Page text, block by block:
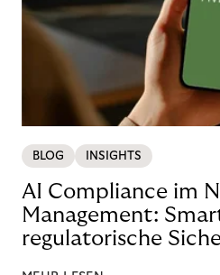
BLOG INSIGHTS
AI Compliance im
Management:
regulatorische